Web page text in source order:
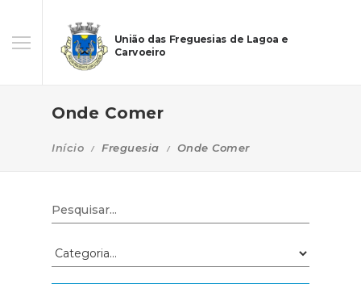
União das Freguesias de Lagoa e
Carvoeiro
Onde Comer
Início Freguesia Onde Comer